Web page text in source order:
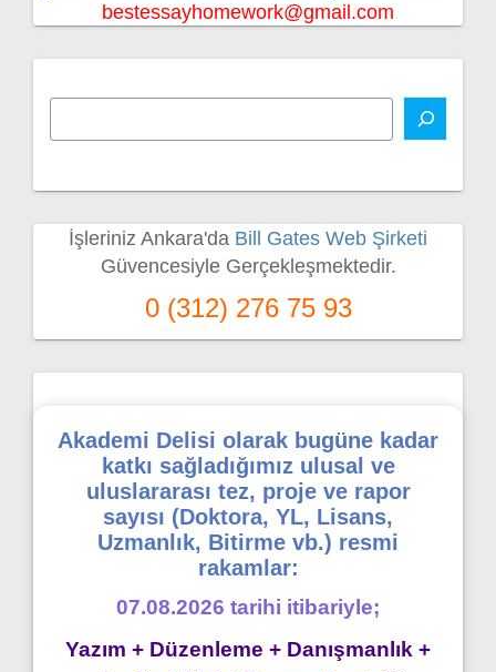
bestessayhomework@gmail.com
İşleriniz Ankara'da Bill Gates Web Şirketi
Güvencesiyle Gerçekleşmektedir.
0 (312) 276 75 93
Akademi Delisi olarak bugüne kadar
katkı sağladığımız ulusal ve
uluslararası tez, proje ve rapor
sayısı (Doktora, YL, Lisans,
Uzmanlık, Bitirme vb.) resmi
rakamlar:
07.08.2026 tarihi itibariyle;
Yazım + Düzenleme + Danışmanlık +